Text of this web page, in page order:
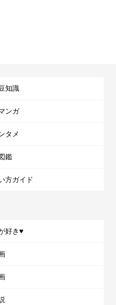
知識
ンガ
タメ
鑑
方ガイド
好き♥